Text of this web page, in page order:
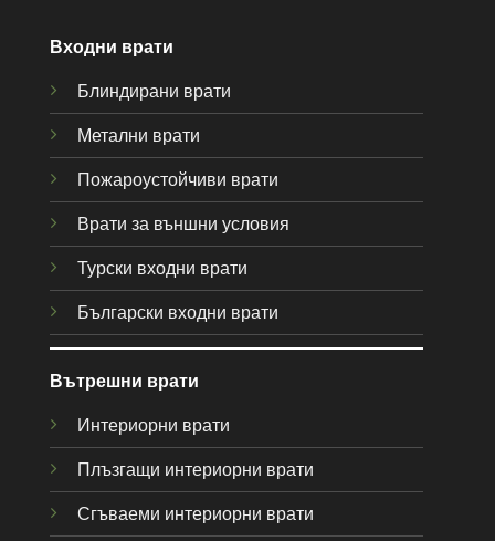
Входни врати
Блиндирани врати
Метални врати
Пожароустойчиви врати
Врати за външни условия
Турски входни врати
Български входни врати
Вътрешни врати
Интериорни врати
Плъзгащи интериорни врати
Сгъваеми интериорни врати